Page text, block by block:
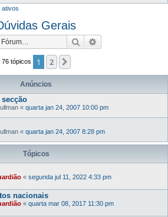
a
ativos
Gerais
Pesquisar
76 tópicos 1 2
Anúncios
secção
« quarta jan 24, 2007 10:00 pm
« quarta jan 24, 2007 8:28 pm
Tópicos
« segunda jul 11, 2022 4:33 pm
nacionais
« quarta mar 08, 2017 11:30 pm